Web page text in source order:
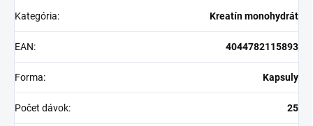
Kategória: Kreatín monohydrát
EAN: 4044782115893
Forma: Kapsuly
Počet dávok: 25